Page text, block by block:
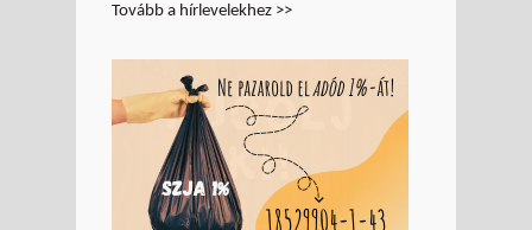
Tovább a hírlevelekhez >>